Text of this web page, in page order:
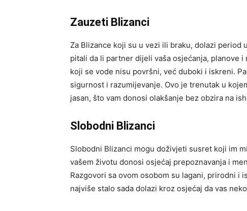
Zauzeti Blizanci
Za Blizance koji su u vezi ili braku, dolazi
pitali da li partner dijeli vaša osjećanja, planove
koji se vode nisu površni, već duboki i iskreni.
sigurnost i razumijevanje. Ovo je trenutak u
jasan, što vam donosi olakšanje bez obzira na
Slobodni Blizanci
Slobodni Blizanci mogu doživjeti susret koji im
vašem životu donosi osjećaj prepoznavanja i
Razgovori sa ovom osobom su lagani, prirodni i
najviše stalo sada dolazi kroz osjećaj da vas